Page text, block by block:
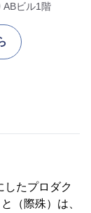
ABビル1階
したプロダク
（際殊）は、